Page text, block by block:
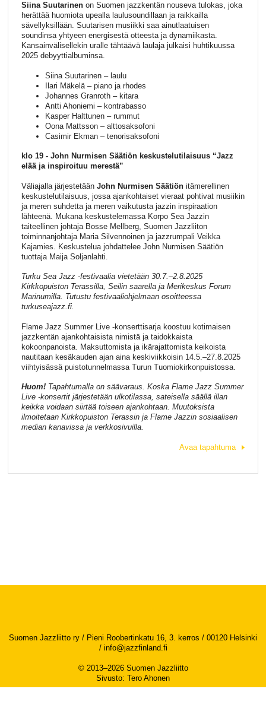
Siina Suutarinenon Suomen jazzkentän nouseva tulokas, joka
herättää huomiota upealla laulusoundillaan ja raikkailla
sävellyksillään. Suutarisen musiikki saa ainutlaatuisen
soundinsa yhtyeen energisestä otteesta ja dynamiikasta.
Kansainvälisellekin uralle tähtäävä laulaja julkaisi huhtikuussa
2025 debyyttialbuminsa.
Siina Suutarinen – laulu
Ilari Mäkelä – piano ja rhodes
Johannes Granroth – kitara
Antti Ahoniemi – kontrabasso
Kasper Halttunen – rummut
Oona Mattsson – alttosaksofoni
Casimir Ekman – tenorisaksofoni
klo 19 - John Nurmisen Säätiön keskustelutilaisuus “Jazz
elää ja inspiroituu merestä”
Väliajalla järjestetään John Nurmisen Säätiönitämerellinen
keskustelutilaisuus, jossa ajankohtaiset vieraat pohtivat musiikin
ja meren suhdetta ja meren vaikutusta jazzin inspiraation
lähteenä. Mukana keskustelemassa Korpo Sea Jazzin
taiteellinen johtaja Bosse Mellberg, Suomen Jazzliiton
toiminnanjohtaja Maria Silvennoinen ja jazzrumpali Veikka
Kajamies. Keskustelua johdattelee John Nurmisen Säätiön
tuottaja Maija Soljanlahti.
Turku Sea Jazz -festivaalia vietetään 30.7.–2.8.2025
Kirkkopuiston Terassilla, Seilin saarella ja Merikeskus Forum
Marinumilla. Tutustu festivaaliohjelmaan osoitteessa
turkuseajazz.fi.
Flame Jazz Summer Live -konserttisarja koostuu kotimaisen
jazzkentän ajankohtaisista nimistä ja taidokkaista
kokoonpanoista. Maksuttomista ja ikärajattomista keikoista
nautitaan kesäkauden ajan aina keskiviikkoisin 14.5.–27.8.2025
viihtyisässä puistotunnelmassa Turun Tuomiokirkonpuistossa.
Huom! Tapahtumalla on säävaraus. Koska Flame Jazz Summer
Live -konsertit järjestetään ulkotilassa, sateisella säällä illan
keikka voidaan siirtää toiseen ajankohtaan. Muutoksista
ilmoitetaan Kirkkopuiston Terassin ja Flame Jazzin sosiaalisen
median kanavissa ja verkkosivuilla.
Avaa tapahtuma
Suomen Jazzliitto ry / Pieni Roobertinkatu 16, 3. kerros / 00120 Helsinki
/ info@jazzfinland.fi
© 2013–2026 Suomen Jazzliitto
Sivusto: Tero Ahonen